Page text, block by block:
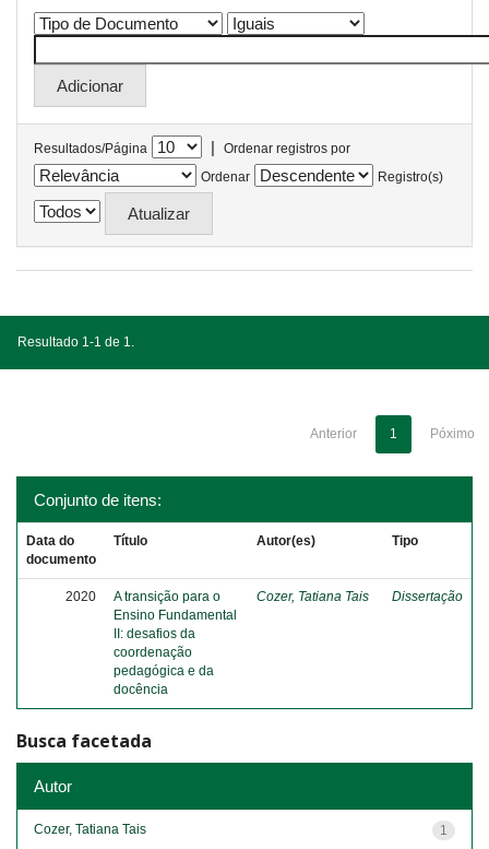
Resultados/Página |
Ordenar registros por
Ordenar
Registro(s)
Resultado 1-1 de 1.
Anterior 1 Póximo
Conjunto de itens:
Data do
documento
Título Autor(es) Tipo
2020
A transição para o
Ensino Fundamental
II: desafios da
coordenação
pedagógica e da
docência
Cozer, Tatiana Tais Dissertação
Busca facetada
Autor
1
Cozer, Tatiana Tais